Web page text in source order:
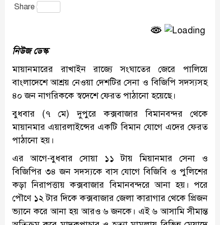
Share
নিউজ ডেস্ক
মায়ানমারের রাখাইন রাজ্যে সংঘাতের জেরে পালিয়ে
বাংলাদেশে আশ্রয় নেওয়া দেশটির সেনা ও বিজিপি সদস্যসহ
৪০ জন নাগরিককে স্বদেশে ফেরত পাঠানো হয়েছে।
বুধবার (৭ মে) দুপুরে কক্সবাজার বিমানবন্দর থেকে
মায়ানমার এয়ারলাইন্সের একটি বিমান যোগে এদের ফেরত
পাঠানো হয়।
এর আগে-বুধবার সোয়া ১১ টায় মিয়ানমার সেনা ও
বিজিপির ৩৪ জন সদস্যকে বাস যোগে বিজিবি ও পুলিশের
কড়া নিরাপত্তায় কক্সবাজার বিমানবন্দরে আনা হয়। পরে
পৌণে ১২ টার দিকে কক্সবাজার জেলা কারাগার থেকে প্রিজন
ভ্যানে করে আনা হয় আরও ৬ জনকে। এই ৬ আসামি সীমান্ত